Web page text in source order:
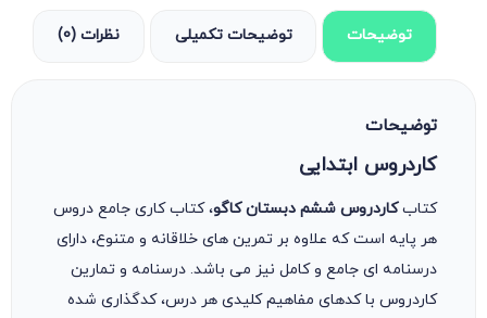
توضیحات توضیحات تکمیلی نظرات (0)
توضیحات
کاردروس ابتدایی
کتابکاردروس ششم دبستان کاگو، کتاب کاری جامع دروس
هر پایه است که علاوه بر تمرین های خلاقانه و متنوع، دارای
درسنامه ای جامع و کامل نیز می باشد. درسنامه و تمارین
کاردروس با کدهای مفاهیم کلیدی هر درس، کدگذاری شده